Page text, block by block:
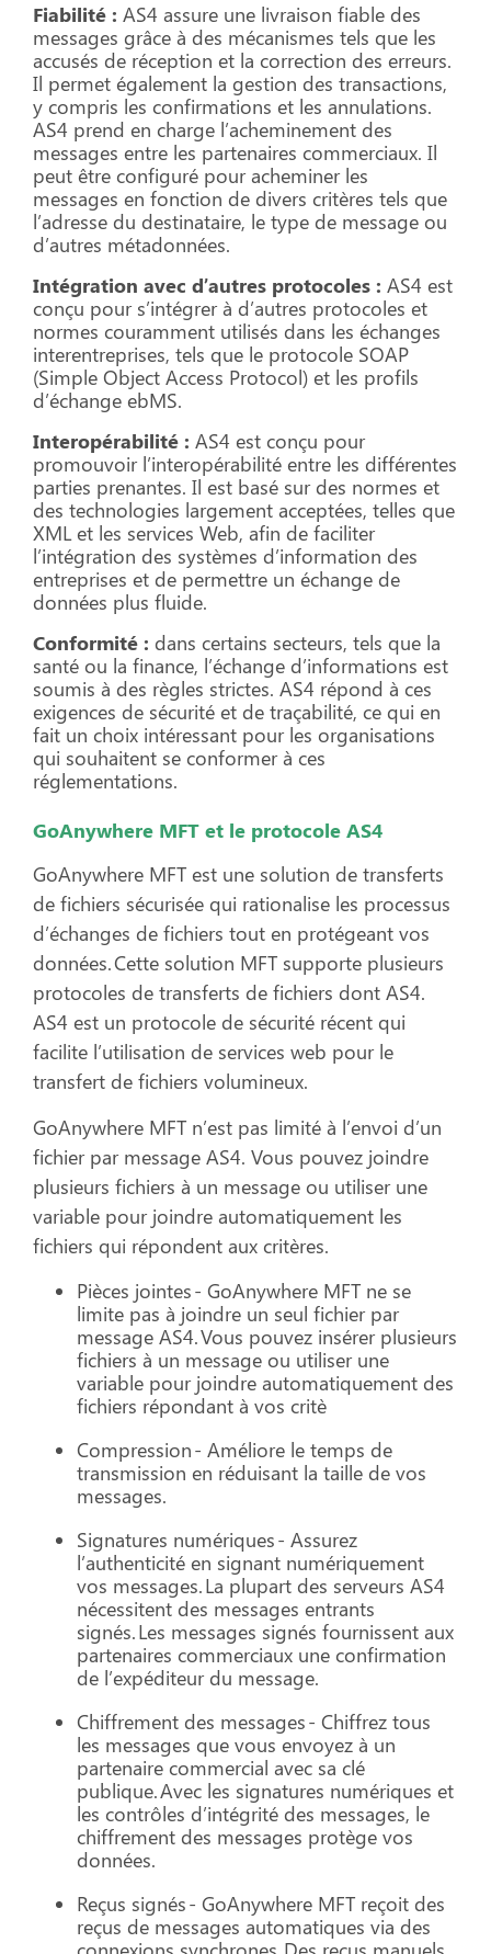
Fiabilité : AS4 assure une livraison fiable des
messages grâce à des mécanismes tels que les
accusés de réception et la correction des erreurs.
Il permet également la gestion des transactions,
y compris les confirmations et les annulations.
AS4 prend en charge l’acheminement des
messages entre les partenaires commerciaux. Il
peut être configuré pour acheminer les
messages en fonction de divers critères tels que
l’adresse du destinataire, le type de message ou
d’autres métadonnées.
Intégration avec d’autres protocoles : AS4 est
conçu pour s’intégrer à d’autres protocoles et
normes couramment utilisés dans les échanges
interentreprises, tels que le protocole SOAP
(Simple Object Access Protocol) et les profils
d’échange ebMS.
Interopérabilité : AS4 est conçu pour
promouvoir l’interopérabilité entre les différentes
parties prenantes. Il est basé sur des normes et
des technologies largement acceptées, telles que
XML et les services Web, afin de faciliter
l’intégration des systèmes d’information des
entreprises et de permettre un échange de
données plus fluide.
Conformité : dans certains secteurs, tels que la
santé ou la finance, l’échange d’informations est
soumis à des règles strictes. AS4 répond à ces
exigences de sécurité et de traçabilité, ce qui en
fait un choix intéressant pour les organisations
qui souhaitent se conformer à ces
réglementations.
GoAnywhere MFT et le protocole AS4
GoAnywhere MFT est une solution de transferts
de fichiers sécurisée qui rationalise les processus
d’échanges de fichiers tout en protégeant vos
données. Cette solution MFT supporte plusieurs
protocoles de transferts de fichiers dont AS4.
AS4 est un protocole de sécurité récent qui
facilite l’utilisation de services web pour le
transfert de fichiers volumineux.
GoAnywhere MFT n’est pas limité à l’envoi d’un
fichier par message AS4. Vous pouvez joindre
plusieurs fichiers à un message ou utiliser une
variable pour joindre automatiquement les
fichiers qui répondent aux critères.
Pièces jointes - GoAnywhere MFT ne se
limite pas à joindre un seul fichier par
message AS4. Vous pouvez insérer plusieurs
fichiers à un message ou utiliser une
variable pour joindre automatiquement des
fichiers répondant à vos critè
Compression - Améliore le temps de
transmission en réduisant la taille de vos
messages.
Signatures numériques - Assurez
l’authenticité en signant numériquement
vos messages. La plupart des serveurs AS4
nécessitent des messages entrants
signés. Les messages signés fournissent aux
partenaires commerciaux une confirmation
de l’expéditeur du message.
Chiffrement des messages - Chiffrez tous
les messages que vous envoyez à un
partenaire commercial avec sa clé
publique. Avec les signatures numériques et
les contrôles d’intégrité des messages, le
chiffrement des messages protège vos
données.
Reçus signés - GoAnywhere MFT reçoit des
reçus de messages automatiques via des